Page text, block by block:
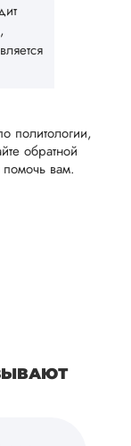
политологии,
обратной
вам.
научного
Читать полный
диссертация